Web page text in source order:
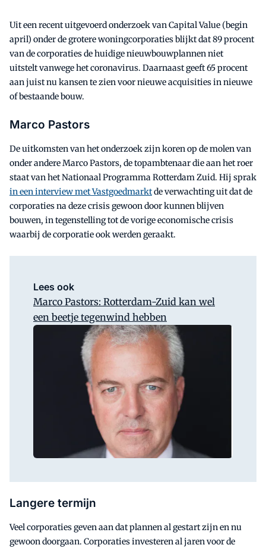
Uit een recent uitgevoerd onderzoek van Capital Value (begin
april) onder de grotere woningcorporaties blijkt dat 89 procent
van de corporaties de huidige nieuwbouwplannen niet
uitstelt vanwege het coronavirus. Daarnaast geeft 65 procent
aan juist nu kansen te zien voor nieuwe acquisities in nieuwe
of bestaande bouw.
Marco Pastors
De uitkomsten van het onderzoek zijn koren op de molen van
onder andere Marco Pastors, de topambtenaar die aan het roer
staat van het Nationaal Programma Rotterdam Zuid. Hij sprak
in een interview met Vastgoedmarktde verwachting uit dat de
corporaties na deze crisis gewoon door kunnen blijven
bouwen, in tegenstelling tot de vorige economische crisis
waarbij de corporatie ook werden geraakt.
Lees ook
Marco Pastors: Rotterdam-Zuid kan wel
een beetje tegenwind hebben
Langere termijn
Veel corporaties geven aan dat plannen al gestart zijn en nu
gewoon doorgaan. Corporaties investeren al jaren voor de